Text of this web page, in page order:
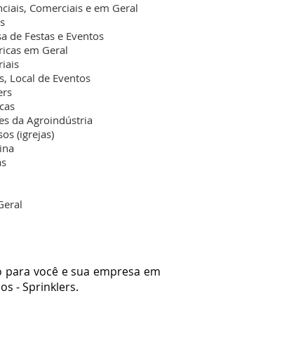
Comerciais e em Geral
de Festas e Eventos
em Geral
Local de Eventos
da Agroindústria
(igrejas)
você e sua empresa em
- Sprinklers.